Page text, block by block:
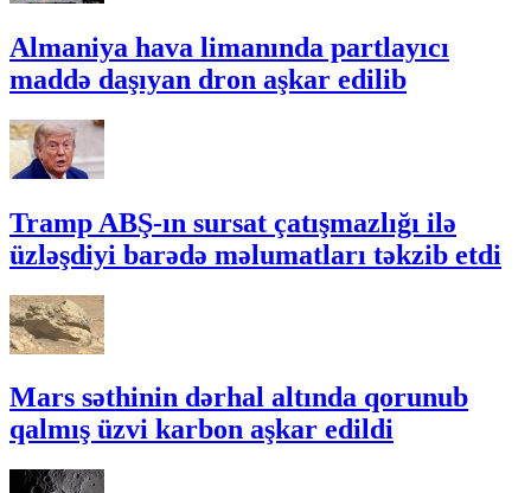
Almaniya hava limanında partlayıcı
maddə daşıyan dron aşkar edilib
Tramp ABŞ-ın sursat çatışmazlığı ilə
üzləşdiyi barədə məlumatları təkzib etdi
Mars səthinin dərhal altında qorunub
qalmış üzvi karbon aşkar edildi